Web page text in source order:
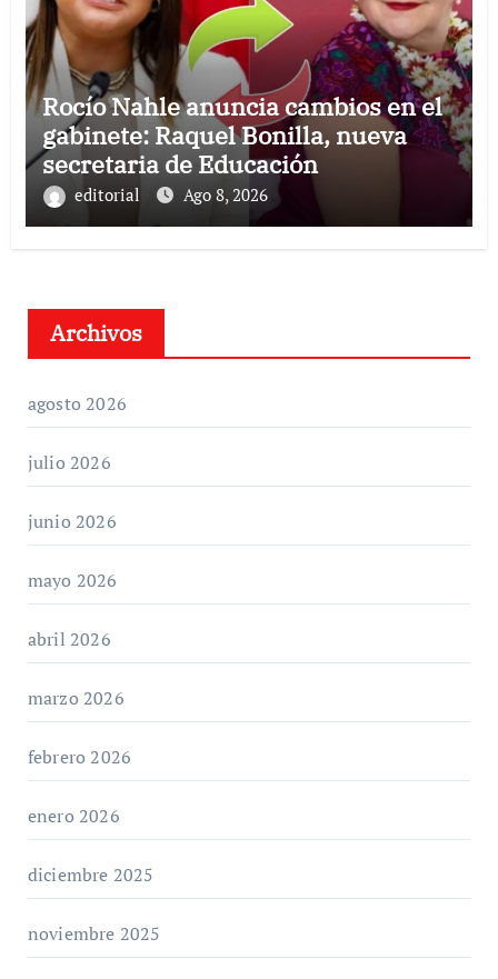
Rocío Nahle anuncia cambios en el
gabinete: Raquel Bonilla, nueva
secretaria de Educación
editorial Ago 8, 2026
Archivos
agosto 2026
julio 2026
junio 2026
mayo 2026
abril 2026
marzo 2026
febrero 2026
enero 2026
diciembre 2025
noviembre 2025